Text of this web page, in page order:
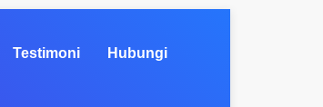
Testimoni Hubungi